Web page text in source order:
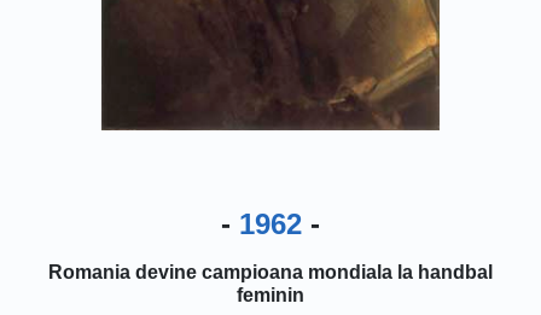
- 1962 -
Romania devine campioana mondiala la handbal
feminin